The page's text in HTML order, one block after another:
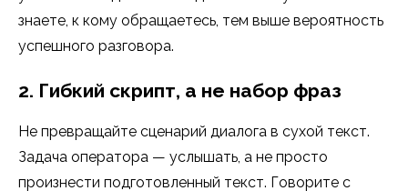
знаете, к кому обращаетесь, тем выше вероятность
успешного разговора.
2. Гибкий скрипт, а не набор фраз
Не превращайте сценарий диалога в сухой текст.
Задача оператора — услышать, а не просто
произнести подготовленный текст. Говорите с